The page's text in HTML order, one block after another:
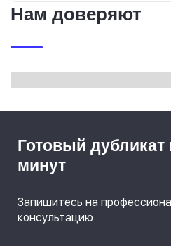
Нам доверяют
Готовый дубликат
минут
Запишитесь на
консультацию